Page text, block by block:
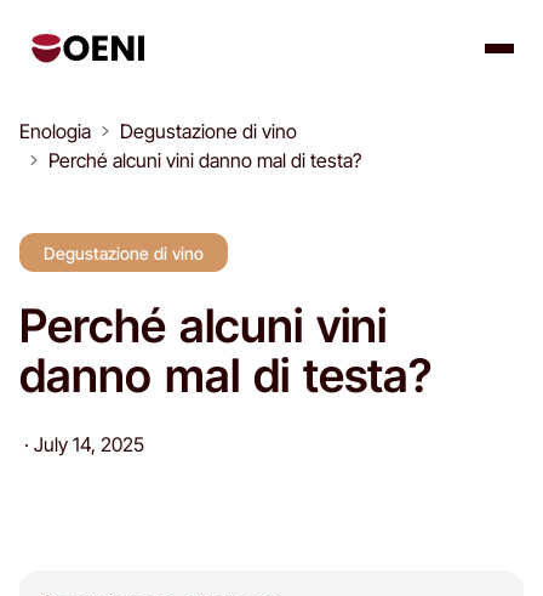
Enologia
Degustazione di vino
Perché alcuni vini danno mal di testa?
Degustazione di vino
Perché alcuni vini
danno mal di testa?
· July 14, 2025